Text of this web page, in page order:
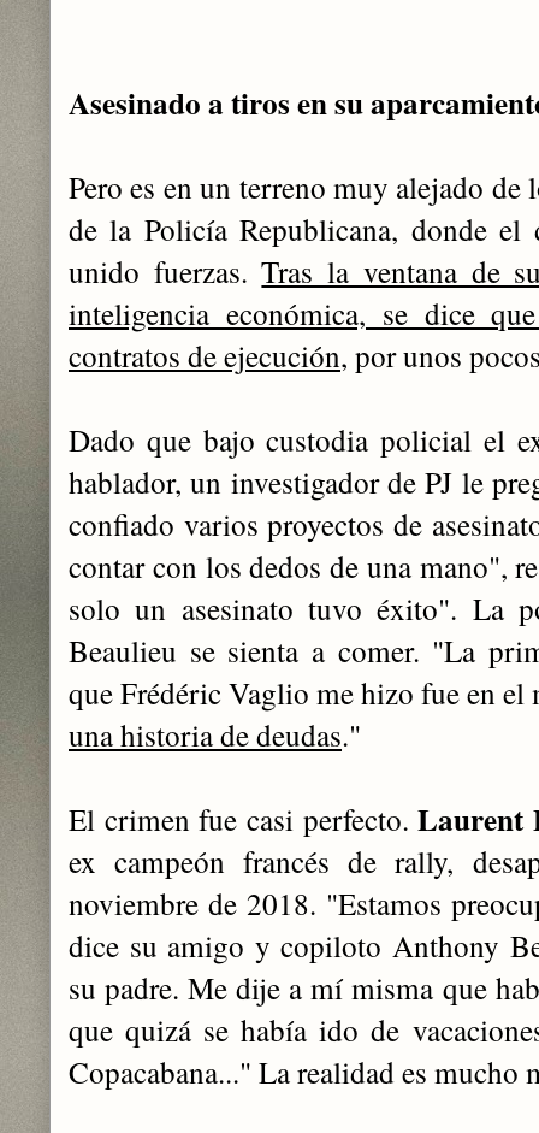
Asesinado a tiros en su
Pero es en un terreno muy alejado de
de la Policía Republicana, donde
unido fuerzas.Tras la ventana de
inteligencia económica, se dice
contratos de ejecución, por unos
Dado que bajo custodia policial el
hablador, un investigador de PJ le
confiado varios proyectos de
contar con los dedos de una mano",
solo un asesinato tuvo éxito". La
Beaulieu se sienta a comer. "La
que Frédéric Vaglio me hizo fue en
una historia de deudas."
El crimen fue casi perfecto.Laurent
ex campeón francés de rally,
noviembre de 2018. "Estamos
dice su amigo y copiloto Anthony
su padre. Me dije a mí misma que
que quizá se había ido de
Copacabana..." La realidad es mucho